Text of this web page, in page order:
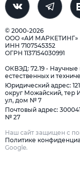
© 2000-2026
ООО «АИ МАРКЕТИНГ»
ИНН 7107545352
ОГРН 1137154030991
ОКВЭД: 72.19 - Научные
естественных и
Юридический адрес:
округ Можайский, тер
ул, дом № 7
Почтовый адрес:
№ 27
Наш сайт защищен с
Политике
Google.